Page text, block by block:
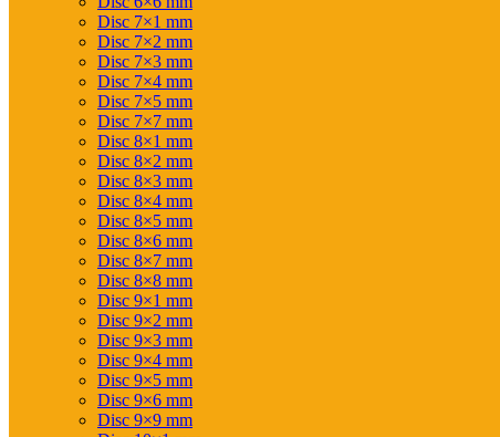
Disc 7×1 mm
Disc 7×2 mm
Disc 7×3 mm
Disc 7×4 mm
Disc 7×5 mm
Disc 7×7 mm
Disc 8×1 mm
Disc 8×2 mm
Disc 8×3 mm
Disc 8×4 mm
Disc 8×5 mm
Disc 8×6 mm
Disc 8×7 mm
Disc 8×8 mm
Disc 9×1 mm
Disc 9×2 mm
Disc 9×3 mm
Disc 9×4 mm
Disc 9×5 mm
Disc 9×6 mm
Disc 9×9 mm